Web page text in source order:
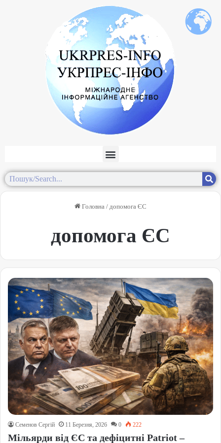
Головна / допомога ЄС
допомога ЄС
Семенов Сергій 11 Березня, 2026 0 222
Мільярди від ЄС та дефіцитні Patriot –